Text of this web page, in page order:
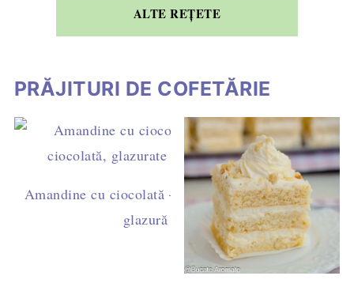
ALTE REȚETE
PRĂJITURI DE COFETĂRIE
Amandine cu ciocolată – rețetă ușoară de casă, cu
glazură simplă (fără fondant)